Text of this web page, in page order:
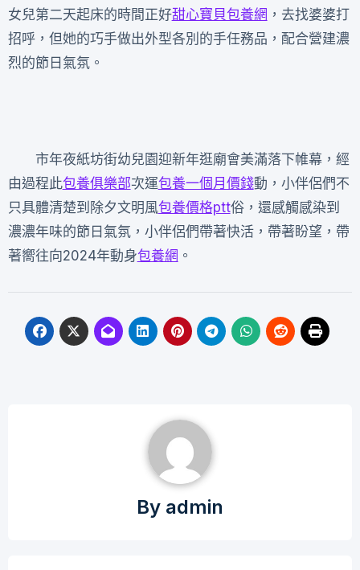
女兒第二天起床的時間正好甜心寶貝包養網 ，去找婆婆打
招呼，但她的巧手做出外型各別的手任務品，配合營建濃
烈的節日氣氛。
市年夜紙坊街幼兒園迎新年逛廟會美滿落下帷幕，經
由過程此包養俱樂部次運包養一個月價錢動，小伴侶們不
只具體清楚到除夕文明風包養價格ptt俗，還感觸感染到
濃濃年味的節日氣氛，小伴侶們帶著快活，帶著盼望，帶
著嚮往向2024年動身包養網 。
By admin